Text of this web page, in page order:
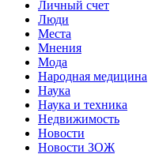
Личный счет
Люди
Места
Мнения
Мода
Народная медицина
Наука
Наука и техника
Недвижимость
Новости
Новости ЗОЖ